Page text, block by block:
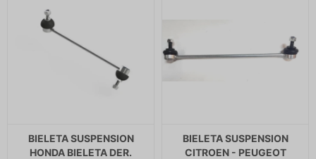
BIELETA SUSPENSION
HONDA BIELETA DER.
BIELETA SUSPENSION
CITROEN - PEUGEOT